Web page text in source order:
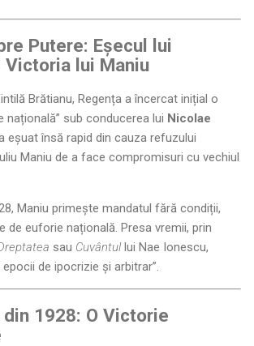
Putere: Eșecul lui
lui Maniu
Brătianu, Regența a încercat inițial o
națională” sub conducerea lui Nicolae
eșuat însă rapid din cauza refuzului
Maniu de a face compromisuri cu vechiul
Maniu primește mandatul fără condiții,
de euforie națională. Presa vremii, prin
sau Cuvântullui Nae Ionescu,
de ipocrizie și arbitrar”.
1928: O Victorie